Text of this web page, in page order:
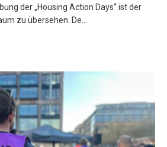
der „Housing Action Days“ ist der
zu übersehen. De...